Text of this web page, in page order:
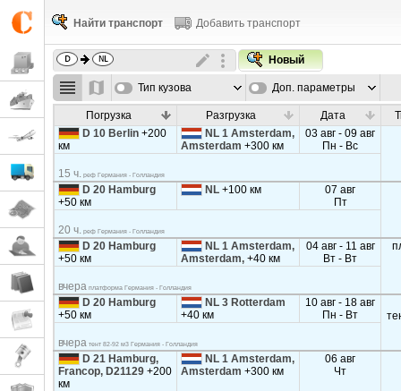
Найти транспорт Добавить транспорт
Новый
Тип кузова Доп. параметры
Погрузка Разгрузка Дата
D 10 Berlin+200
км
NL 1 Amsterdam,
Amsterdam+300 км
03 авг - 09 авг
Пн - Вс
15 ч. реф Германия - Голландия
D 20 Hamburg
+50 км
NL+100 км
07 авг
Пт
20 ч. реф Германия - Голландия
D 20 Hamburg
+50 км
NL 1 Amsterdam,
Amsterdam,+40 км
04 авг - 11 авг
Вт - Вт
вчера платформа Германия - Голландия
D 20 Hamburg
+50 км
NL 3 Rotterdam
+40 км
10 авг - 18 авг
Пн - Вт
вчера тент 82-92 м3 Германия - Голландия
D 21 Hamburg,
Francop, D21129+200
км
NL 1 Amsterdam,
Amsterdam+300 км
06 авг
Чт